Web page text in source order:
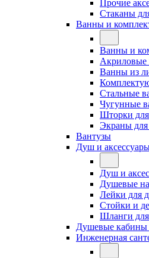
Прочие
Стаканы
Ванны и
Ванны и
Акриловые
Ванны из
Стальные
Чугунные
Шторки
Экраны для
Вантузы
Душ и
Душ и
Душевые
Лейки для
Стойки и
Шланги
Душевые кабины
Инженерная